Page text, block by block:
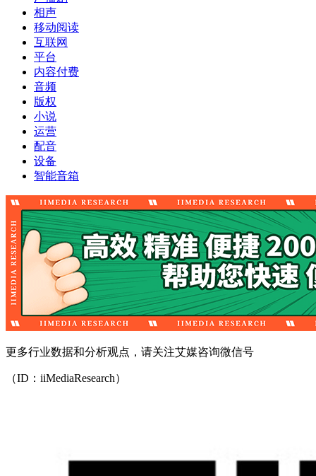
相声
移动阅读
互联网
平台
内容付费
音频
版权
小说
运营
配音
设备
智能音箱
更多行业数据和分析观点，请关注艾媒咨询微信号
（ID：iiMediaResearch）